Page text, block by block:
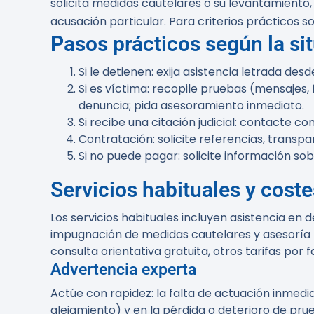
acusación particular. Para criterios prácticos
Pasos prácticos según la
Si le detienen: exija asistencia letrada
Si es víctima: recopile pruebas
denuncia; pida asesoramiento inmediato.
Si recibe una citación judicial: contacte
Contratación: solicite referencias,
Si no puede pagar: solicite información
Servicios habituales y
Los servicios habituales incluyen asistencia en
impugnación de medidas cautelares y
consulta orientativa gratuita, otros tarifas por
Advertencia experta
Actúe con rapidez: la falta de actuación
alejamiento) y en la pérdida o deterioro de